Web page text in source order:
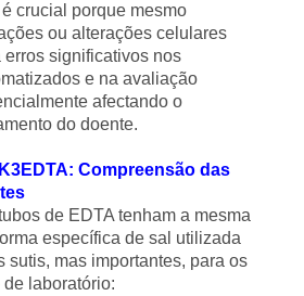
crucial porque mesmo
ou alterações celulares
erros significativos nos
e na avaliação
afectando o
do doente.
Compreensão das
de EDTA tenham a mesma
específica de sal utilizada
sutis, mas importantes, para os
laboratório: